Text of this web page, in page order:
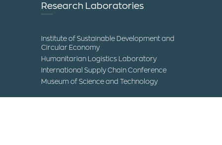
Research Laboratories
Institute of Sustainable Development and
Circular Economy
Humanitarian Logistics Laboratory
International Supply Chain Conference
Museum of Science and Technology